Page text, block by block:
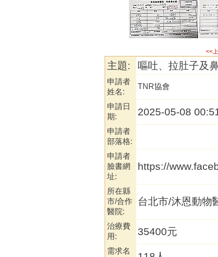
<<
主題: 嘔吐、拉肚子及
申請者
姓名:
TNR協會
申請日
期:
2025-05-08
申請者
部落格:
申請者
臉書網
址:
https://
所在縣
市/合作
醫院:
台北市/沐恩動物
治療費
用:
35400元
需求名